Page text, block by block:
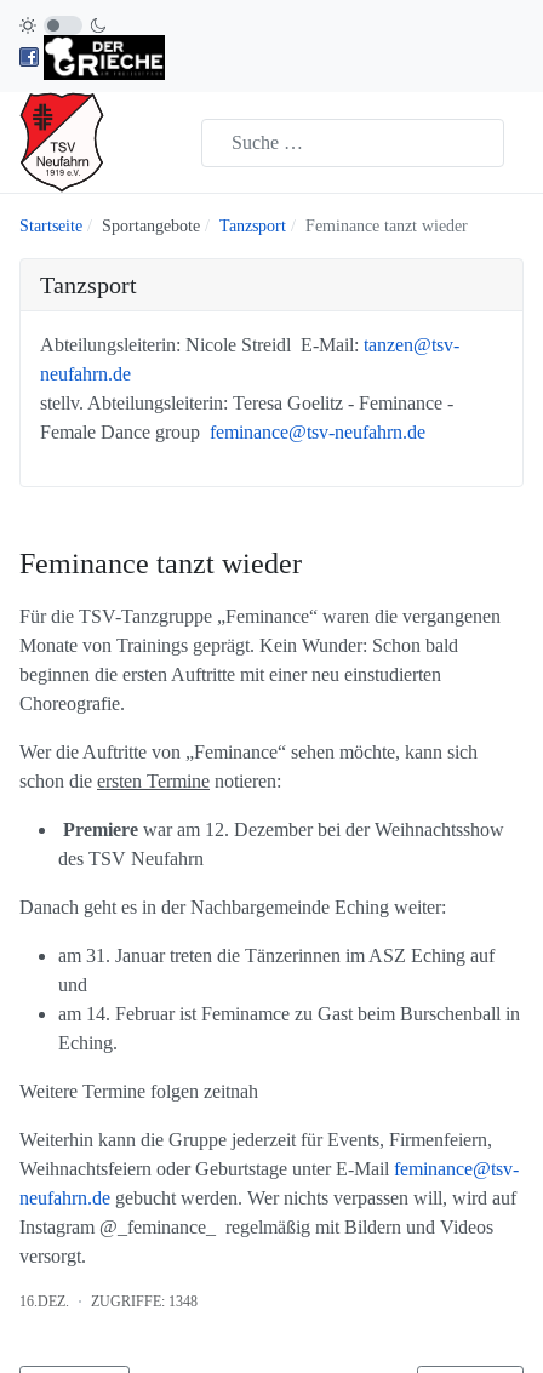
Startseite Sportangebote Tanzsport Feminance tanzt wieder
Tanzsport
Abteilungsleiterin: Nicole Streidl E-Mail: tanzen@tsv-
neufahrn.de
stellv. Abteilungsleiterin: Teresa Goelitz - Feminance -
Female Dance group feminance@tsv-neufahrn.de
Feminance tanzt wieder
Für die TSV-Tanzgruppe „Feminance“ waren die vergangenen
Monate von Trainings geprägt. Kein Wunder: Schon bald
beginnen die ersten Auftritte mit einer neu einstudierten
Choreografie.
Wer die Auftritte von „Feminance“ sehen möchte, kann sich
schon die ersten Termine notieren:
Premiere war am 12. Dezember bei der Weihnachtsshow
des TSV Neufahrn
Danach geht es in der Nachbargemeinde Eching weiter:
am 31. Januar treten die Tänzerinnen im ASZ Eching auf
und
am 14. Februar ist Feminamce zu Gast beim Burschenball in
Eching.
Weitere Termine folgen zeitnah
Weiterhin kann die Gruppe jederzeit für Events, Firmenfeiern,
Weihnachtsfeiern oder Geburtstage unter E-Mail feminance@tsv-
neufahrn.de gebucht werden. Wer nichts verpassen will, wird auf
Instagram @_feminance_ regelmäßig mit Bildern und Videos
versorgt.
16.DEZ. ZUGRIFFE: 1348